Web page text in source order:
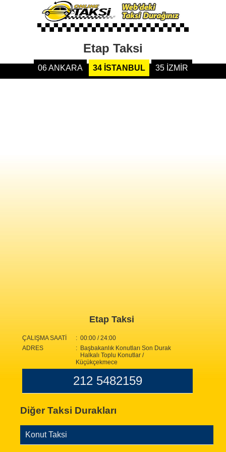
Etap Taksi
06 ANKARA 34 İSTANBUL 35 İZMİR
Etap Taksi
ÇALIŞMA SAATİ
: 00:00 / 24:00
ADRES
: Başbakanlık Konutları Son Durak
Halkalı Toplu Konutlar /
Küçükçekmece
212 5482159
Diğer Taksi Durakları
Konut Taksi